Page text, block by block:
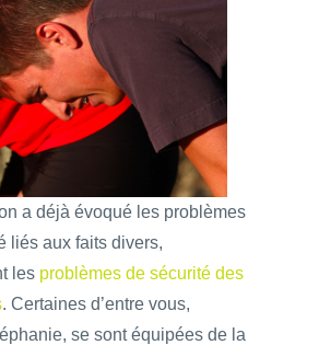
a déjà évoqué les problèmes
liés aux faits divers,
les problèmes de sécurité des
. Certaines d’entre vous,
se sont équipées de la